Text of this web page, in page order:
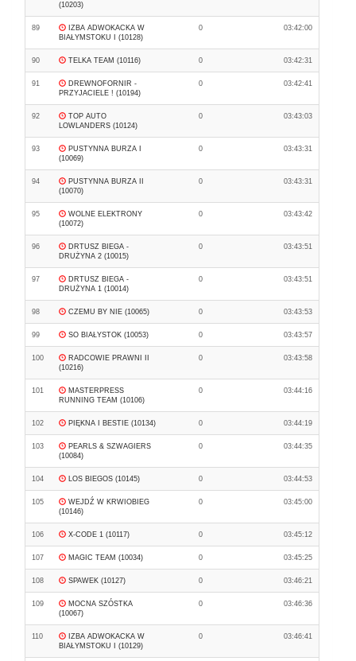
(10203)
89
IZBA ADWOKACKA W
BIAŁYMSTOKU I (10128)
0 03:42:00
90 TELKA TEAM (10116) 0 03:42:31
91
DREWNOFORNIR -
PRZYJACIELE ! (10194)
0 03:42:41
92
TOP AUTO
LOWLANDERS (10124)
0 03:43:03
93
PUSTYNNA BURZA I
(10069)
0 03:43:31
94
PUSTYNNA BURZA II
(10070)
0 03:43:31
95
WOLNE ELEKTRONY
(10072)
0 03:43:42
96
DRTUSZ BIEGA -
DRUŻYNA 2 (10015)
0 03:43:51
97
DRTUSZ BIEGA -
DRUŻYNA 1 (10014)
0 03:43:51
98 CZEMU BY NIE (10065) 0 03:43:53
99 SO BIAŁYSTOK (10053) 0 03:43:57
100
RADCOWIE PRAWNI II
(10216)
0 03:43:58
101
MASTERPRESS
RUNNING TEAM (10106)
0 03:44:16
102 PIĘKNA I BESTIE (10134) 0 03:44:19
103
PEARLS & SZWAGIERS
(10084)
0 03:44:35
104 LOS BIEGOS (10145) 0 03:44:53
105
WEJDŹ W KRWIOBIEG
(10146)
0 03:45:00
106 X-CODE 1 (10117) 0 03:45:12
107 MAGIC TEAM (10034) 0 03:45:25
108 SPAWEK (10127) 0 03:46:21
109
MOCNA SZÓSTKA
(10067)
0 03:46:36
110
IZBA ADWOKACKA W
BIAŁYMSTOKU I (10129)
0 03:46:41